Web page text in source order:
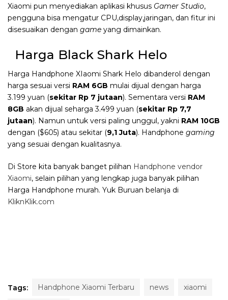
Xiaomi pun menyediakan aplikasi khusus Gamer Studio,
pengguna bisa mengatur CPU,display,jaringan, dan fitur ini
disesuaikan dengan game yang dimainkan.
Harga Black Shark Helo
Harga Handphone XIaomi Shark Helo dibanderol dengan
harga sesuai versi RAM 6GB mulai dijual dengan harga
3.199 yuan (sekitar Rp 7 jutaan). Sementara versi RAM
8GB akan dijual seharga 3.499 yuan (sekitar Rp 7,7
jutaan). Namun untuk versi paling unggul, yakni RAM 10GB
dengan ($605) atau sekitar (9,1 Juta). Handphone gaming
yang sesuai dengan kualitasnya.
Di Store kita banyak banget pilihan Handphone vendor
Xiaomi, selain pilihan yang lengkap juga banyak pilihan
Harga Handphone murah. Yuk Buruan belanja di
KliknKlik.com
Tags: Handphone Xiaomi Terbaru news xiaomi